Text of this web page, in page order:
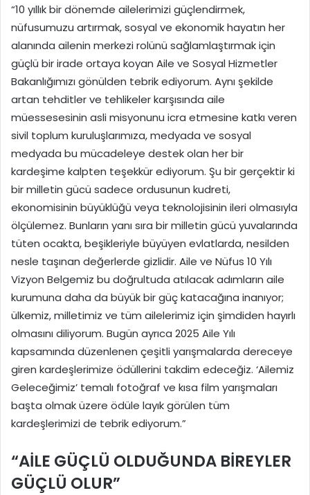
“10 yıllık bir dönemde ailelerimizi güçlendirmek,
nüfusumuzu artırmak, sosyal ve ekonomik hayatın her
alanında ailenin merkezi rolünü sağlamlaştırmak için
güçlü bir irade ortaya koyan Aile ve Sosyal Hizmetler
Bakanlığımızı gönülden tebrik ediyorum. Aynı şekilde
artan tehditler ve tehlikeler karşısında aile
müessesesinin asli misyonunu icra etmesine katkı veren
sivil toplum kuruluşlarımıza, medyada ve sosyal
medyada bu mücadeleye destek olan her bir
kardeşime kalpten teşekkür ediyorum. Şu bir gerçektir ki
bir milletin gücü sadece ordusunun kudreti,
ekonomisinin büyüklüğü veya teknolojisinin ileri olmasıyla
ölçülemez. Bunların yanı sıra bir milletin gücü yuvalarında
tüten ocakta, beşikleriyle büyüyen evlatlarda, nesilden
nesle taşınan değerlerde gizlidir. Aile ve Nüfus 10 Yılı
Vizyon Belgemiz bu doğrultuda atılacak adımların aile
kurumuna daha da büyük bir güç katacağına inanıyor;
ülkemiz, milletimiz ve tüm ailelerimiz için şimdiden hayırlı
olmasını diliyorum. Bugün ayrıca 2025 Aile Yılı
kapsamında düzenlenen çeşitli yarışmalarda dereceye
giren kardeşlerimize ödüllerini takdim edeceğiz. ‘Ailemiz
Geleceğimiz’ temalı fotoğraf ve kısa film yarışmaları
başta olmak üzere ödüle layık görülen tüm
kardeşlerimizi de tebrik ediyorum.”
“AİLE GÜÇLÜ OLDUĞUNDA BİREYLER
GÜÇLÜ OLUR”